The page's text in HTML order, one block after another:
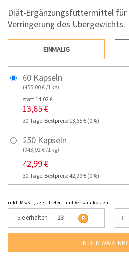
Diät-Ergänzungsfuttermittel für
Verringerung des Übergewichts.
EINMALIG
60 Kapseln
(455,00 € /1 kg)
statt 14,02 €
13,65 €
30-Tage-Bestpreis: 13,65 € (0%)
250 Kapseln
(343,92 € /1 kg)
42,99 €
30-Tage-Bestpreis: 42,99 € (0%)
inkl. MwSt., zzgl. Liefer- und Versandkosten
Sie erhalten 13